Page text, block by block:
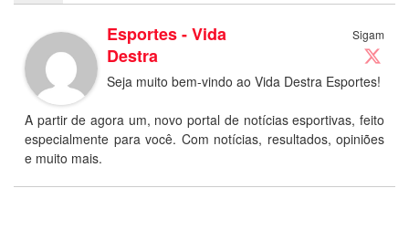
Sigam
Esportes - Vida
Destra
Seja muito bem-vindo ao Vida Destra Esportes!
A partir de agora um, novo portal de notícias esportivas, feito
especialmente para você. Com notícias, resultados, opiniões
e muito mais.